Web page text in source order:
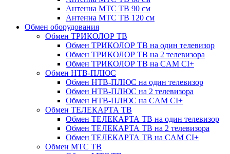
Антенна МТС ТВ 90 см
Антенна МТС ТВ 120 см
Обмен оборудования
Обмен ТРИКОЛОР ТВ
Обмен ТРИКОЛОР ТВ на один телевизор
Обмен ТРИКОЛОР ТВ на 2 телевизора
Обмен ТРИКОЛОР ТВ на CAM CI+
Обмен НТВ-ПЛЮС
Обмен НТВ-ПЛЮС на один телевизор
Обмен НТВ-ПЛЮС на 2 телевизора
Обмен НТВ-ПЛЮС на CAM CI+
Обмен ТЕЛЕКАРТА ТВ
Обмен ТЕЛЕКАРТА ТВ на один телевизор
Обмен ТЕЛЕКАРТА ТВ на 2 телевизора
Обмен ТЕЛЕКАРТА ТВ на CAM CI+
Обмен МТС ТВ